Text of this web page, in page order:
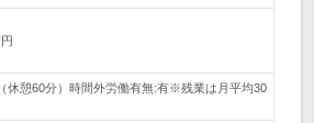
休憩60分）時間外労働有無:有※残業は月平均30